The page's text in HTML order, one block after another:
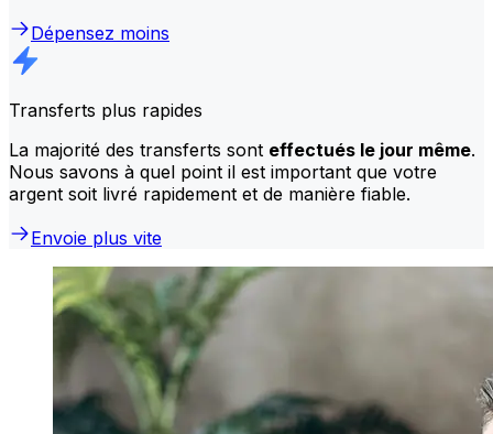
Dépensez moins
Transferts plus rapides
La majorité des transferts sont effectués le jour même.
Nous savons à quel point il est important que votre
argent soit livré rapidement et de manière fiable.
Envoie plus vite